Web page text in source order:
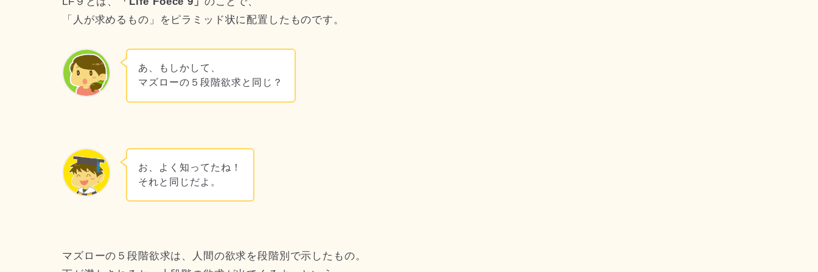
「人が求めるもの」をピラミッド状に配置したものです。
あ、もしかして、
マズローの５段階欲求と同じ？
お、よく知ってたね！
それと同じだよ。
マズローの５段階欲求は、人間の欲求を段階別で示したもの。